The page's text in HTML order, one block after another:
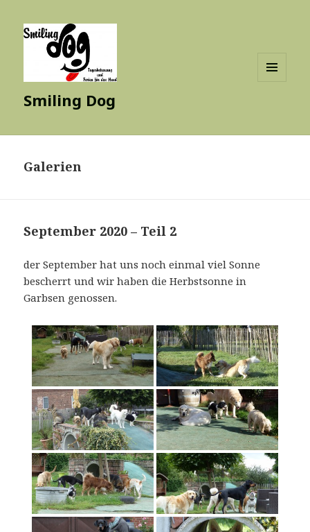
Smiling Dog
Galerien
September 2020 – Teil 2
der September hat uns noch einmal viel Sonne
bescherrt und wir haben die Herbstsonne in
Garbsen genossen.